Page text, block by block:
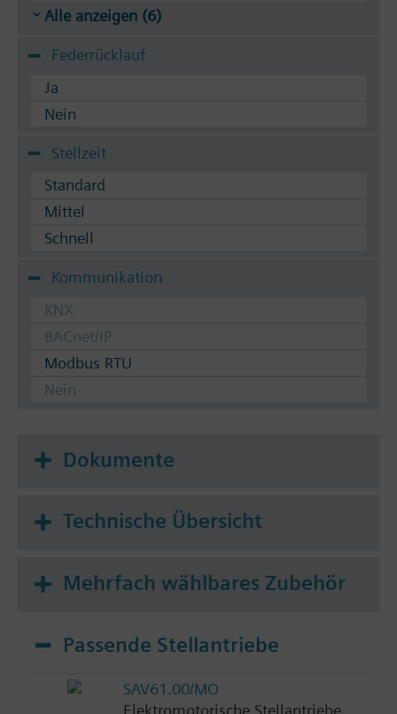
Alle anzeigen (6)
Federrücklauf
Ja
Nein
Stellzeit
Standard
Mittel
Schnell
Kommunikation
KNX
BACnet/IP
Modbus RTU
Nein
Dokumente
Technische Übersicht
Mehrfach wählbares Zubehör
Passende Stellantriebe
SAV61.00/MO
Elektromotorische Stellantriebe